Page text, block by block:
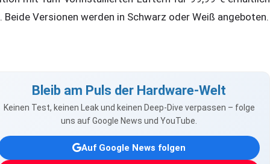
Beide Versionen werden in Schwarz oder Weiß angeboten.
Bleib am Puls der Hardware-Welt
Keinen Test, keinen Leak und keinen Deep-Dive verpassen – folge
uns auf Google News und YouTube.
Auf Google News folgen